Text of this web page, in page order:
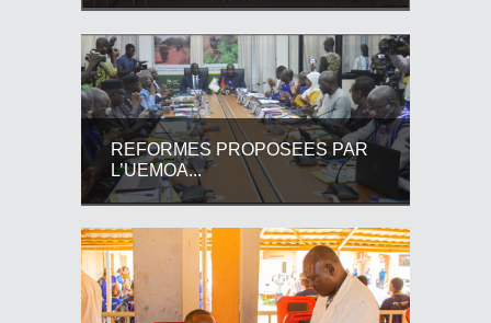
REFORMES PROPOSEES PAR
L’UEMOA...